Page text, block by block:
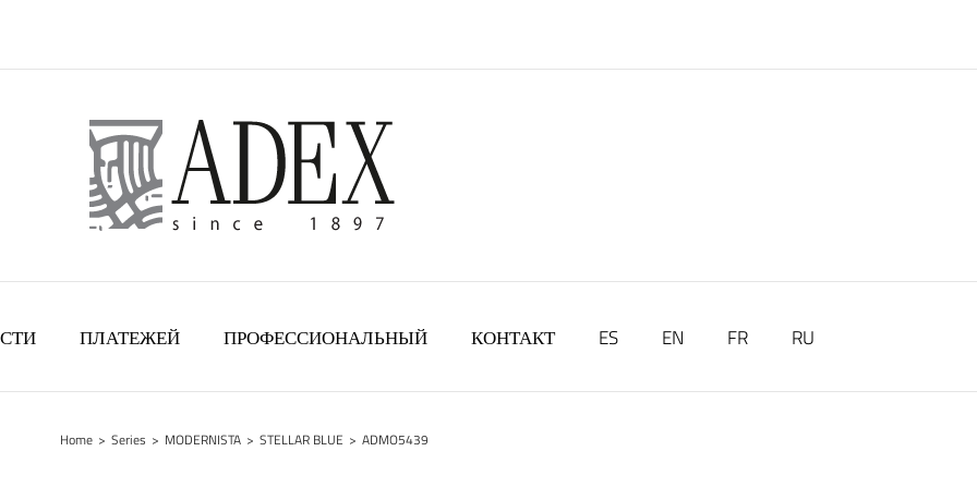
ПЛАТЕЖЕЙ ПРОФЕССИОНАЛЬНЫЙ КОНТАКТ ES EN FR RU
Home > Series > MODERNISTA > STELLAR BLUE > ADMO5439